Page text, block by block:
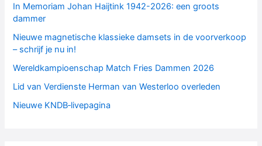
In Memoriam Johan Haijtink 1942-2026: een groots
dammer
Nieuwe magnetische klassieke damsets in de voorverkoop
– schrijf je nu in!
Wereldkampioenschap Match Fries Dammen 2026
Lid van Verdienste Herman van Westerloo overleden
Nieuwe KNDB‑livepagina